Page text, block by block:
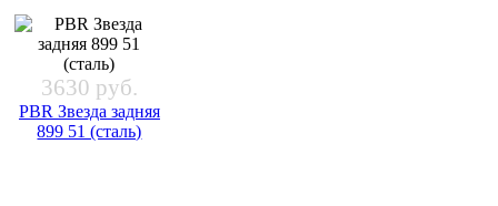
3630 руб.
PBR Звезда задняя
899 51 (сталь)